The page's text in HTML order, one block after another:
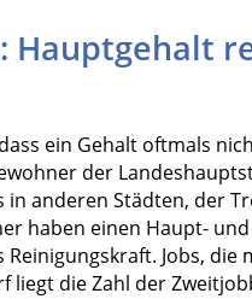
Hauptgehalt
ein Gehalt oftmals
der
anderen Städten, der
haben einen Haupt-
Jobs, die
liegt die Zahl der